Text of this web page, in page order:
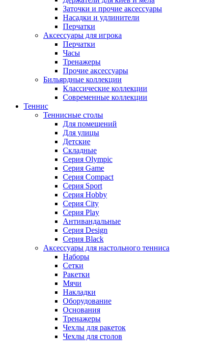
Заточки и прочие аксессуары
Насадки и удлинители
Перчатки
Аксессуары для игрока
Перчатки
Часы
Тренажеры
Прочие аксессуары
Бильярдные коллекции
Классические коллекции
Современные коллекции
Теннис
Теннисные столы
Для помещений
Для улицы
Детские
Складные
Серия Olympic
Серия Game
Серия Compact
Серия Sport
Серия Hobby
Серия City
Серия Play
Антивандальные
Серия Design
Серия Black
Аксессуары для настольного тенниса
Наборы
Сетки
Ракетки
Мячи
Накладки
Оборудование
Основания
Тренажеры
Чехлы для ракеток
Чехлы для столов